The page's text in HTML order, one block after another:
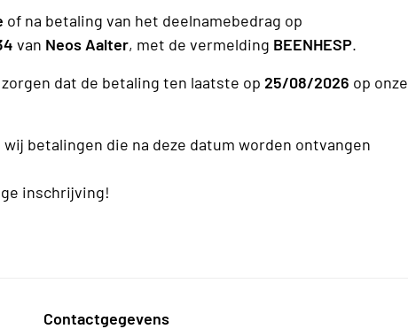
of na betaling van het deelnamebedrag op
van Neos Aalter, met de vermelding BEENHESP.
dat de betaling ten laatste op 25/08/2026 op onze
betalingen die na deze datum worden ontvangen
inschrijving!
Contactgegevens